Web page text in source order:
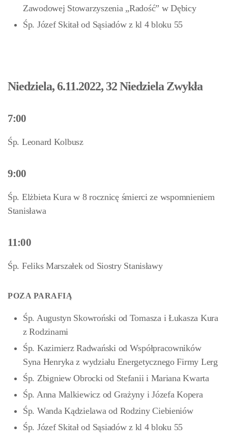
Zawodowej Stowarzyszenia „Radość” w Dębicy
Śp. Józef Skitał od Sąsiadów z kl 4 bloku 55
Niedziela, 6.11.2022, 32 Niedziela Zwykła
7:00
Śp. Leonard Kolbusz
9:00
Śp. Elżbieta Kura w 8 rocznicę śmierci ze wspomnieniem
Stanisława
11:00
Śp. Feliks Marszałek od Siostry Stanisławy
POZA PARAFIĄ
Śp. Augustyn Skowroński od Tomasza i Łukasza Kura
z Rodzinami
Śp. Kazimierz Radwański od Współpracowników
Syna Henryka z wydziału Energetycznego Firmy Lerg
Śp. Zbigniew Obrocki od Stefanii i Mariana Kwarta
Śp. Anna Malkiewicz od Grażyny i Józefa Kopera
Śp. Wanda Kądzielawa od Rodziny Ciebieniów
Śp. Józef Skitał od Sąsiadów z kl 4 bloku 55